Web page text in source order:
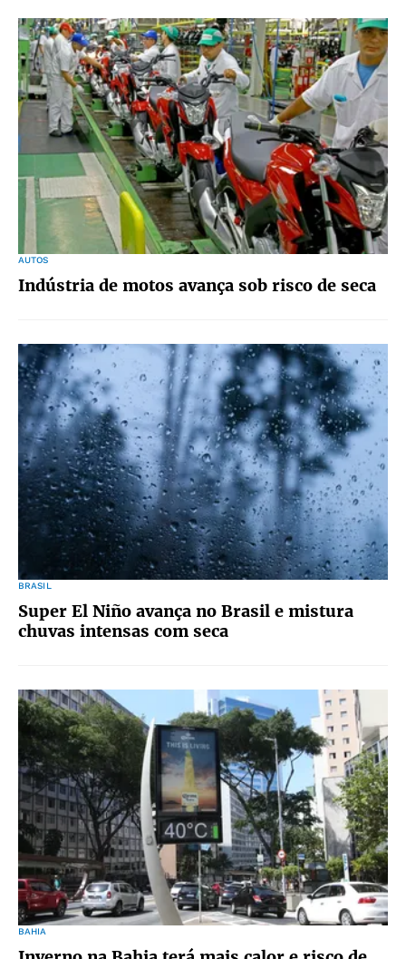
AUTOS
Indústria de motos avança sob risco de seca
BRASIL
Super El Niño avança no Brasil e mistura
chuvas intensas com seca
BAHIA